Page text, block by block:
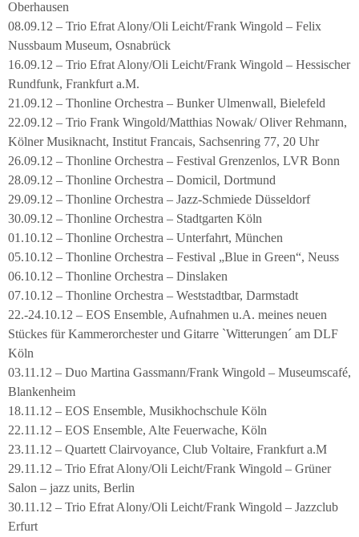
Oberhausen
08.09.12 – Trio Efrat Alony/Oli Leicht/Frank Wingold – Felix
Nussbaum Museum, Osnabrück
16.09.12 – Trio Efrat Alony/Oli Leicht/Frank Wingold – Hessischer
Rundfunk, Frankfurt a.M.
21.09.12 – Thonline Orchestra – Bunker Ulmenwall, Bielefeld
22.09.12 – Trio Frank Wingold/Matthias Nowak/ Oliver Rehmann,
Kölner Musiknacht, Institut Francais, Sachsenring 77, 20 Uhr
26.09.12 – Thonline Orchestra – Festival Grenzenlos, LVR Bonn
28.09.12 – Thonline Orchestra – Domicil, Dortmund
29.09.12 – Thonline Orchestra – Jazz-Schmiede Düsseldorf
30.09.12 – Thonline Orchestra – Stadtgarten Köln
01.10.12 – Thonline Orchestra – Unterfahrt, München
05.10.12 – Thonline Orchestra – Festival „Blue in Green“, Neuss
06.10.12 – Thonline Orchestra – Dinslaken
07.10.12 – Thonline Orchestra – Weststadtbar, Darmstadt
22.-24.10.12 – EOS Ensemble, Aufnahmen u.A. meines neuen
Stückes für Kammerorchester und Gitarre `Witterungen´ am DLF
Köln
03.11.12 – Duo Martina Gassmann/Frank Wingold – Museumscafé,
Blankenheim
18.11.12 – EOS Ensemble, Musikhochschule Köln
22.11.12 – EOS Ensemble, Alte Feuerwache, Köln
23.11.12 – Quartett Clairvoyance, Club Voltaire, Frankfurt a.M
29.11.12 – Trio Efrat Alony/Oli Leicht/Frank Wingold – Grüner
Salon – jazz units, Berlin
30.11.12 – Trio Efrat Alony/Oli Leicht/Frank Wingold – Jazzclub
Erfurt